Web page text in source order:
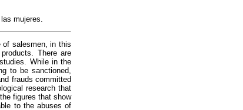
mujeres.
of salesmen, in this
There are
While in the
to be sanctioned,
frauds committed
research that
figures that show
to the abuses of